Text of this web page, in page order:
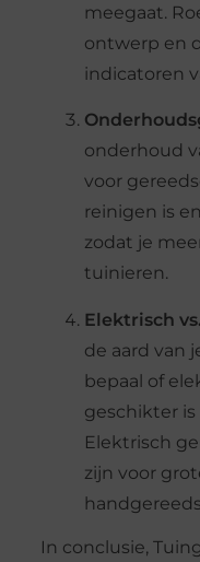
meegaat.
ontwerp en
indicatoren
onderhoud
voor
reinigen is
zodat je
tuinieren.
Elektrisch
de aard van
bepaal of
geschikter
Elektrisch
zijn voor
In conclusie,